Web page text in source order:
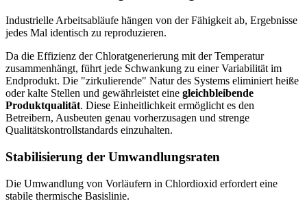
Industrielle Arbeitsabläufe hängen von der Fähigkeit ab, Ergebnisse
jedes Mal identisch zu reproduzieren.
Da die Effizienz der Chloratgenerierung mit der Temperatur
zusammenhängt, führt jede Schwankung zu einer Variabilität im
Endprodukt. Die "zirkulierende" Natur des Systems eliminiert heiße
oder kalte Stellen und gewährleistet eine gleichbleibende
Produktqualität. Diese Einheitlichkeit ermöglicht es den
Betreibern, Ausbeuten genau vorherzusagen und strenge
Qualitätskontrollstandards einzuhalten.
Stabilisierung der Umwandlungsraten
Die Umwandlung von Vorläufern in Chlordioxid erfordert eine
stabile thermische Basislinie.